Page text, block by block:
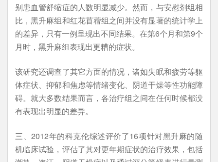
别患血管舒缩症的人数明显减少。然而，与安慰剂组相
比，黑升麻组和红花苜蓿组之间并没有显著的统计学上
的差异，只有一例呈现出不同结果。在第6个月和第9个
月时，黑升麻组表现出更糟的症状。
该研究还调查了其它方面的情况，诸如失眠和疲劳等躯
体症状、抑郁和焦虑等情绪变化、阴道干燥等性功能障
碍。就大多数结果而言，各治疗组之间在任何时候都没
有表现出明显的差异。
三、2012年的科克伦综述评价了16项针对黑升麻的随
机临床试验，评估了其对更年期症状的治疗效果，包括